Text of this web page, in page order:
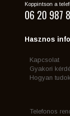
Koppintson a
06 20 987
Hasznos
Kapcsolat
Gyakori
Hogyan
Telefonos